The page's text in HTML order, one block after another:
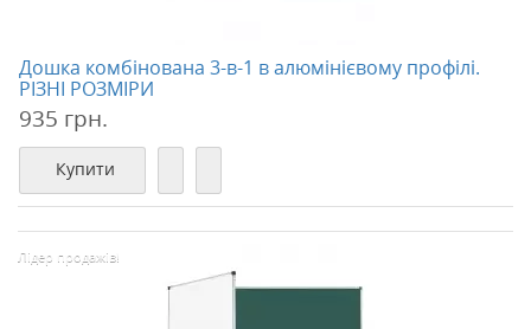
Дошка комбінована 3-в-1 в алюмінієвому профілі.
РІЗНІ РОЗМІРИ
935 грн.
Купити
Лідер продажів!